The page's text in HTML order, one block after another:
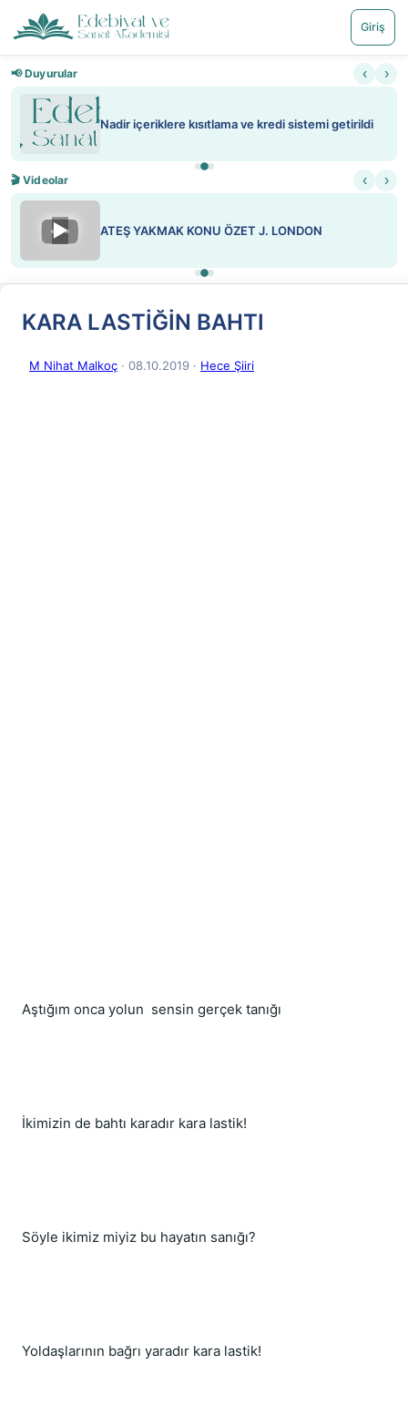
Giriş
📢 Duyurular ‹ ›
Nadir içeriklere kısıtlama ve kredi sistemi getirildi
🎬 Videolar ‹ ›
▶ ATEŞ YAKMAK KONU ÖZET J. LONDON
KARA LASTİĞİN BAHTI
M Nihat Malkoç · 08.10.2019 · Hece Şiiri
Aştığım onca yolun  sensin gerçek tanığı
İkimizin de bahtı karadır kara lastik!
Söyle ikimiz miyiz bu hayatın sanığı?
Yoldaşlarının bağrı yaradır kara lastik!